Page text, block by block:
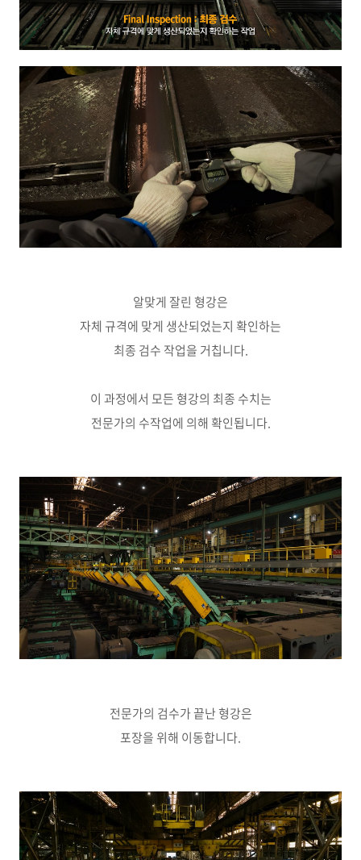
알맞게 잘린 형강은
자체 규격에 맞게 생산되었는지 확인하는
최종 검수 작업을 거칩니다.
이 과정에서 모든 형강의 최종 수치는
전문가의 수작업에 의해 확인됩니다.
전문가의 검수가 끝난 형강은
포장을 위해 이동합니다.